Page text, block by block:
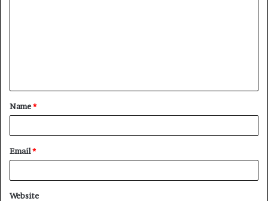
t
*
Name*
Email*
Website